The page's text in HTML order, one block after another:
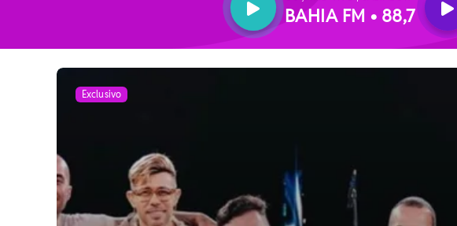
BAHIA FM • 88,7
Exclusivo